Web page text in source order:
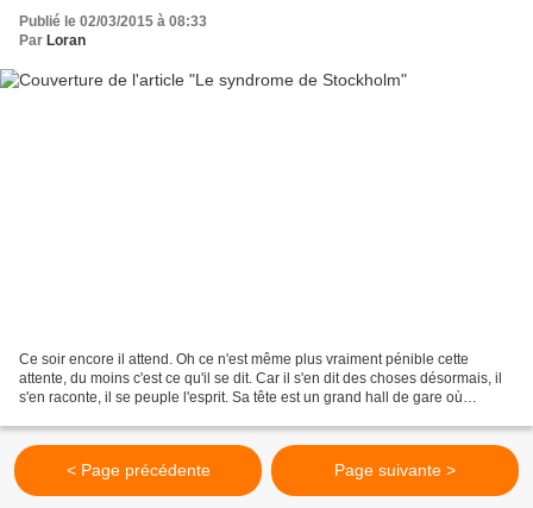
Publié le 02/03/2015 à 08:33
Par Loran
Ce soir encore il attend. Oh ce n'est même plus vraiment pénible cette
attente, du moins c'est ce qu'il se dit. Car il s'en dit des choses désormais, il
s'en raconte, il se peuple l'esprit. Sa tête est un grand hall de gare où
< Page précédente Page suivante >